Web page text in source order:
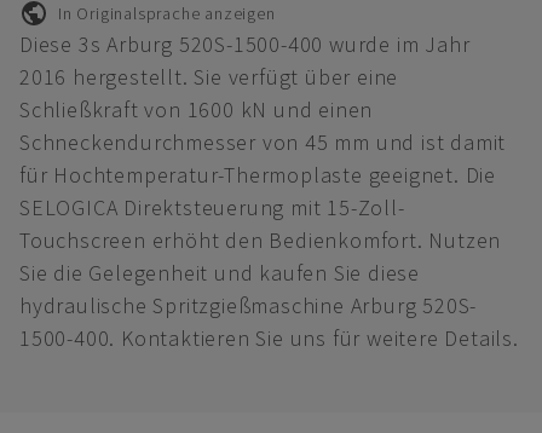
In Originalsprache anzeigen
Diese 3s Arburg 520S-1500-400 wurde im Jahr
2016 hergestellt. Sie verfügt über eine
Schließkraft von 1600 kN und einen
Schneckendurchmesser von 45 mm und ist damit
für Hochtemperatur-Thermoplaste geeignet. Die
SELOGICA Direktsteuerung mit 15-Zoll-
Touchscreen erhöht den Bedienkomfort. Nutzen
Sie die Gelegenheit und kaufen Sie diese
hydraulische Spritzgießmaschine Arburg 520S-
1500-400. Kontaktieren Sie uns für weitere Details.